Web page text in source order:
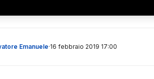
Emanuele·16 febbraio 2019 17:00